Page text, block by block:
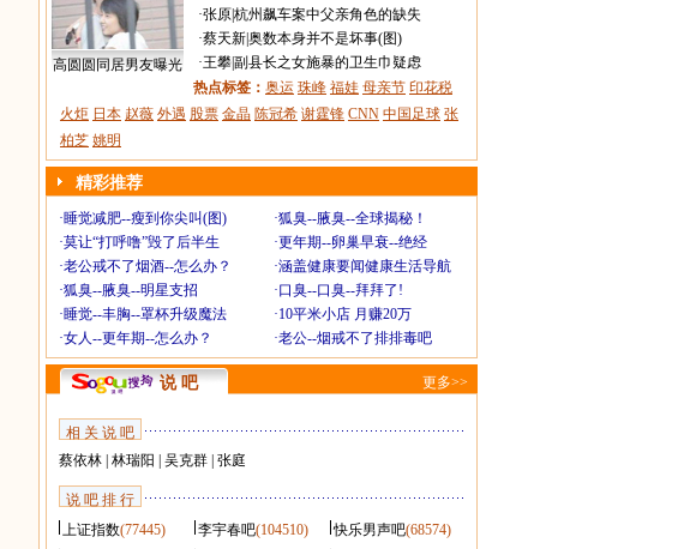
高圆圆同居男友曝光
·张原|杭州飙车案中父亲角色的缺失
·蔡天新|奥数本身并不是坏事(图)
·王攀|副县长之女施暴的卫生巾疑虑
热点标签： 奥运 珠峰 福娃 母亲节 印花税
火炬 日本 赵薇 外遇 股票 金晶 陈冠希 谢霆锋 CNN 中国足球 张
柏芝 姚明
精彩推荐
·睡觉减肥--瘦到你尖叫(图) ·狐臭--腋臭--全球揭秘！
·莫让“打呼噜”毁了后半生 ·更年期--卵巢早衰--绝经
·老公戒不了烟酒--怎么办？ ·涵盖健康要闻健康生活导航
·狐臭--腋臭--明星支招 ·口臭--口臭--拜拜了!
·睡觉--丰胸--罩杯升级魔法 ·10平米小店 月赚20万
·女人--更年期--怎么办？ ·老公--烟戒不了排排毒吧
说 吧 更多>>
相 关 说 吧
蔡依林| 林瑞阳 吴克群| 张庭
说 吧 排 行
上证指数(77445) 李宇春吧(104510) 快乐男声吧(68574)